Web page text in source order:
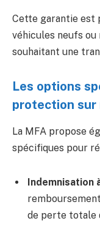
Cette garantie est
véhicules neufs ou
souhaitant une
Les options
protection sur
La MFA propose
spécifiques pour
Indemnisation
de perte totale